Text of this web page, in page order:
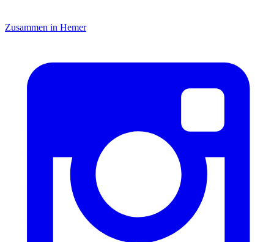
Zusammen in Hemer